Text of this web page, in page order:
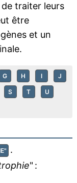
traiter leurs
être
et un
G H I J
S T U
.
" :